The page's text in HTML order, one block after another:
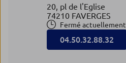
20, pl de l'Eglise
74210 FAVERGES
Fermé actuellement
04.50.32.88.32